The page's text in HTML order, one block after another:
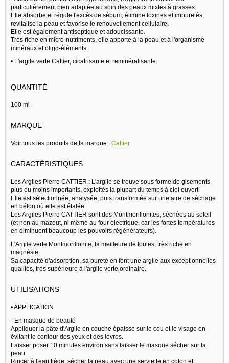
particulièrement bien adaptée au soin des peaux mixtes à grasses.
Elle absorbe et régule l'excès de sébum, élimine toxines et impuretés,
revitalise la peau et favorise le renouvellement cellulaire.
Elle est également antiseptique et adoucissante.
Très riche en micro-nutriments, elle apporte à la peau et à l'organisme
minéraux et oligo-éléments.
• L'argile verte Cattier, cicatrisante et reminéralisante.
QUANTITÉ
100 ml
MARQUE
Voir tous les produits de la marque : Cattier
CARACTÉRISTIQUES
Les Argiles Pierre CATTIER : L'argile se trouve sous forme de gisements
plus ou moins importants, exploités la plupart du temps à ciel ouvert.
Elle est sélectionnée, analysée, puis transformée sur une aire de séchage
en béton où elle est étalée.
Les Argiles Pierre CATTIER sont des Montmorillonites, séchées au soleil
(et non au mazout, ni même au four électrique, car les fortes températures
en diminuent beaucoup les pouvoirs régénérateurs).
L'Argile verte Montmorillonite, la meilleure de toutes, très riche en
magnésie.
Sa capacité d'adsorption, sa pureté en font une argile aux exceptionnelles
qualités, très supérieure à l'argile verte ordinaire.
UTILISATIONS
• APPLICATION
- En masque de beauté
Appliquer la pâte d'Argile en couche épaisse sur le cou et le visage en
évitant le contour des yeux et des lèvres.
Laisser poser 10 minutes environ sans laisser le masque sécher sur la
peau.
Rincer à l'eau tiède, sécher la peau avec une serviette en coton et